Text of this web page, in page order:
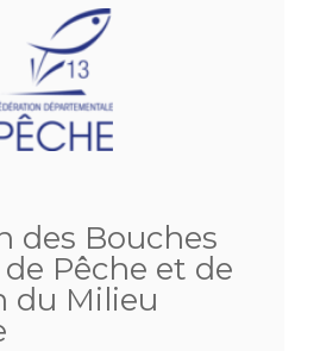
des Bouches
Pêche et de
du Milieu